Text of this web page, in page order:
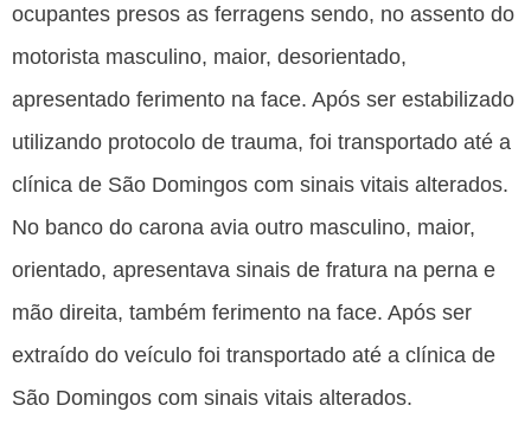
ocupantes presos as ferragens sendo, no assento do
motorista masculino, maior, desorientado,
apresentado ferimento na face. Após ser estabilizado
utilizando protocolo de trauma, foi transportado até a
clínica de São Domingos com sinais vitais alterados.
No banco do carona avia outro masculino, maior,
orientado, apresentava sinais de fratura na perna e
mão direita, também ferimento na face. Após ser
extraído do veículo foi transportado até a clínica de
São Domingos com sinais vitais alterados.